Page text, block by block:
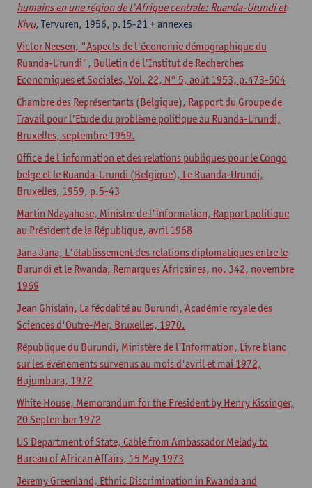
humains en une région de l'Afrique centrale: Ruanda-Urundi et
Kivu, Tervuren, 1956, p.15-21 + annexes
Victor Neesen, "Aspects de l'économie démographique du
Ruanda-Urundi", Bulletin de l'Institut de Recherches
Economiques et Sociales, Vol. 22, N° 5, août 1953, p.473-504
Chambre des Représentants (Belgique), Rapport du Groupe de
Travail pour l'Etude du problème politique au Ruanda-Urundi,
Bruxelles, septembre 1959.
Office de l'information et des relations publiques pour le Congo
belge et le Ruanda-Urundi (Belgique), Le Ruanda-Urundi,
Bruxelles, 1959, p.5-43
Martin Ndayahose, Ministre de l'Information, Rapport politique
au Président de la République, avril 1968
Jana Jana, L'établissement des relations diplomatiques entre le
Burundi et le Rwanda, Remarques Africaines, no. 342, novembre
1969
Jean Ghislain, La féodalité au Burundi, Académie royale des
Sciences d'Outre-Mer, Bruxelles, 1970.
République du Burundi, Ministère de l'Information, Livre blanc
sur les événements survenus au mois d'avril et mai 1972,
Bujumbura, 1972
White House, Memorandum for the President by Henry Kissinger,
20 September 1972
US Department of State, Cable from Ambassador Melady to
Bureau of African Affairs, 15 May 1973
Jeremy Greenland, Ethnic Discrimination in Rwanda and